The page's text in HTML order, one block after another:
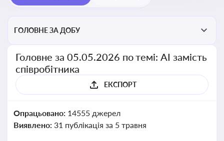
ГОЛОВНЕ ЗА ДОБУ
Головне за 05.05.2026 по темі: АІ замість
співробітника
ЕКСПОРТ
Опрацьовано: 14555 джерел
Виявлено: 31 публікація за 5 травня